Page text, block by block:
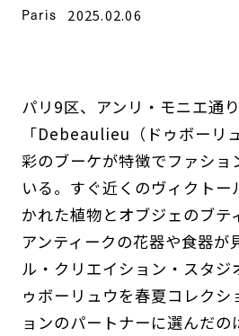
Paris 2025.02.06
パリ9区、アンリ・モニエ通
「Debeaulieu（ドゥボーリ
彩のブーケが特徴でファショ
いる。すぐ近くのヴィクト
かれた植物とオブジェのブテ
アンティークの花器や食器が
ル・クリエイション・スタジ
ゥボーリュウを春夏コレク
ョンのパートナーに選んだ